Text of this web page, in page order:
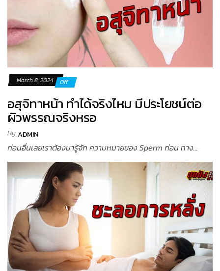
March 8, 2024 Off
อสุจิทาหน้า ทำได้จริงไหม มีประโยชน์ต่อ
ผิวพรรณจริงหรอ
ByADMIN
ก่อนอื่นเลยเราต้องมารู้จัก ความหมายของ Sperm ก่อน ทาง...